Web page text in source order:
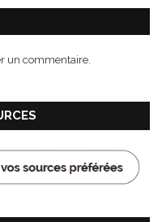
un commentaire.